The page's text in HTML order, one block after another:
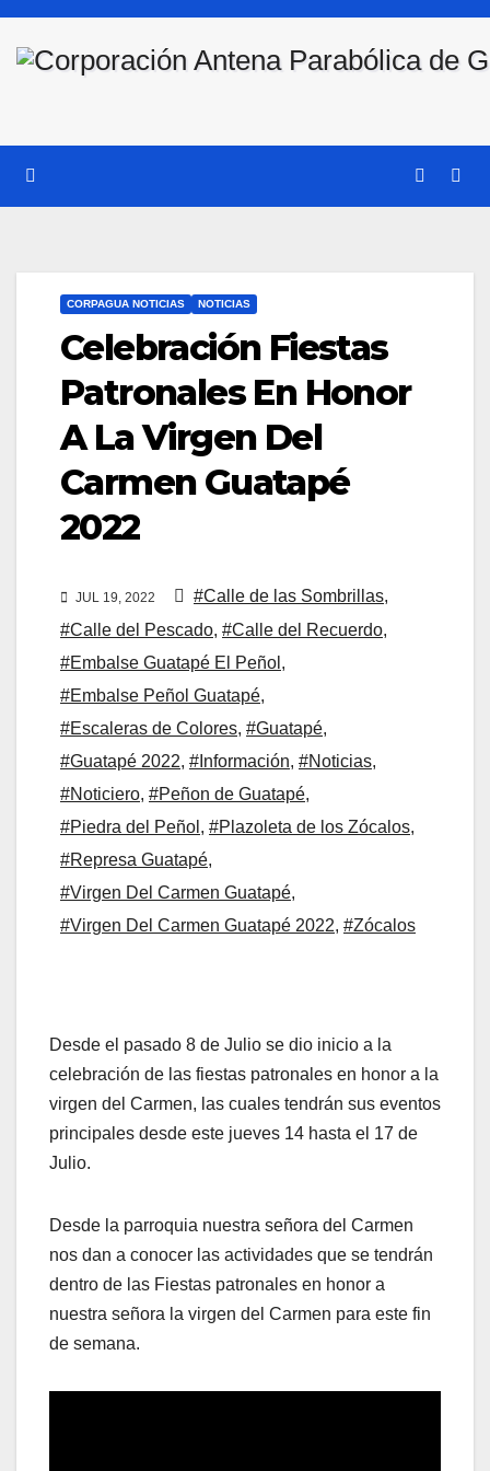
Saltar
CORPAGUA NOTICIAS NOTICIAS
Celebración Fiestas
Patronales En Honor
A La Virgen Del
Carmen Guatapé
2022
JUL 19, 2022 #Calle de las Sombrillas,
#Calle del Pescado, #Calle del Recuerdo,
#Embalse Guatapé El Peñol ,
#Embalse Peñol Guatapé,
#Escaleras de Colores, #Guatapé,
#Guatapé 2022, #Información, #Noticias,
#Noticiero, #Peñon de Guatapé,
#Piedra del Peñol , #Plazoleta de los Zócalos,
#Represa Guatapé,
#Virgen Del Carmen Guatapé,
#Virgen Del Carmen Guatapé 2022, #Zócalos
Desde el pasado 8 de Julio se dio inicio a la
celebración de las fiestas patronales en honor a la
virgen del Carmen, las cuales tendrán sus eventos
principales desde este jueves 14 hasta el 17 de
Julio.
Desde la parroquia nuestra señora del Carmen
nos dan a conocer las actividades que se tendrán
dentro de las Fiestas patronales en honor a
nuestra señora la virgen del Carmen para este fin
de semana.